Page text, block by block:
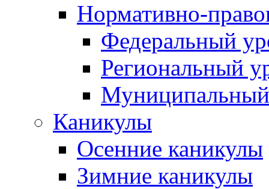
Нормативно-
Федеральный
Региональный
Каникулы
Осенние каникулы
Зимние каникулы